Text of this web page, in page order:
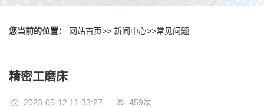
您当前的位置： 网站首页>> 新闻中心>>常见问题
精密工磨床
2023-05-12 11:33:27 459次